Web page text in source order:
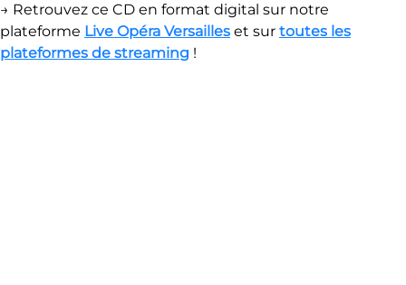
→ Retrouvez ce CD en format digital sur notre
plateforme Live Opéra Versailles et sur toutes les
plateformes de streaming !